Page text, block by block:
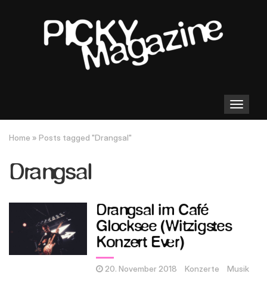
Toggle
navigation
Home » Posts tagged "Drangsal"
Drangsal
Drangsal im Café
Glocksee (Witzigstes
Konzert Ever)
20. November 2018 Konzerte Musik